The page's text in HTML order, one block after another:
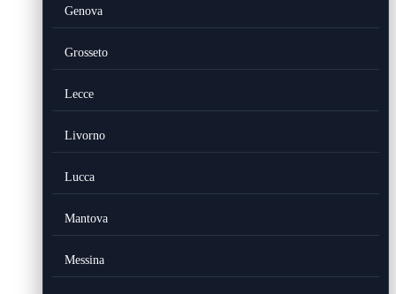
Genova
Grosseto
Lecce
Livorno
Lucca
Mantova
Messina